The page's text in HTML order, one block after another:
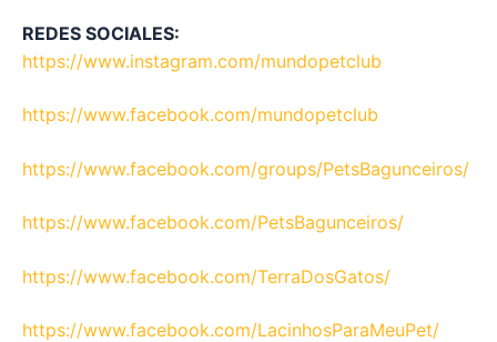
REDES SOCIALES:
https://www.instagram.com/mundopetclub
https://www.facebook.com/mundopetclub
https://www.facebook.com/groups/PetsBagunceiros/
https://www.facebook.com/PetsBagunceiros/
https://www.facebook.com/TerraDosGatos/
https://www.facebook.com/LacinhosParaMeuPet/